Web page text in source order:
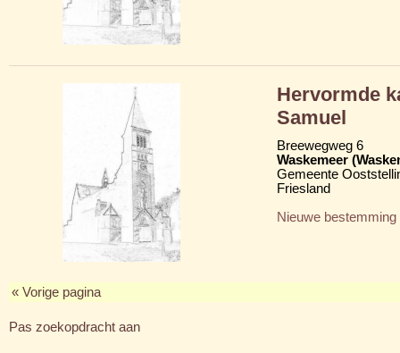
Hervormde
Samuel
Breewegweg 6
Waskemeer
Gemeente
Friesland
Nieuwe bestemming
« Vorige pagina
Pas zoekopdracht aan